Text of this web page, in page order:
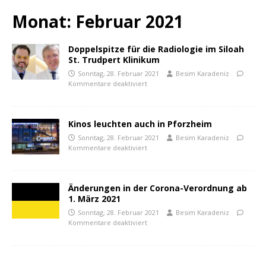
Monat: Februar 2021
Doppelspitze für die Radiologie im Siloah
St. Trudpert Klinikum
Sonntag, 28. Februar 2021
Besim Karadeniz
Kommentare deaktiviert
Kinos leuchten auch in Pforzheim
Sonntag, 28. Februar 2021
Besim Karadeniz
Kommentare deaktiviert
Änderungen in der Corona-Verordnung ab
1. März 2021
Sonntag, 28. Februar 2021
Besim Karadeniz
Kommentare deaktiviert